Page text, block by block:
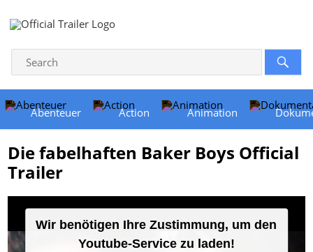
Abenteuer Action Animation
Die fabelhaften Baker Boys Official
Trailer
Wir benötigen Ihre Zustimmung, um den
Youtube-Service zu laden!